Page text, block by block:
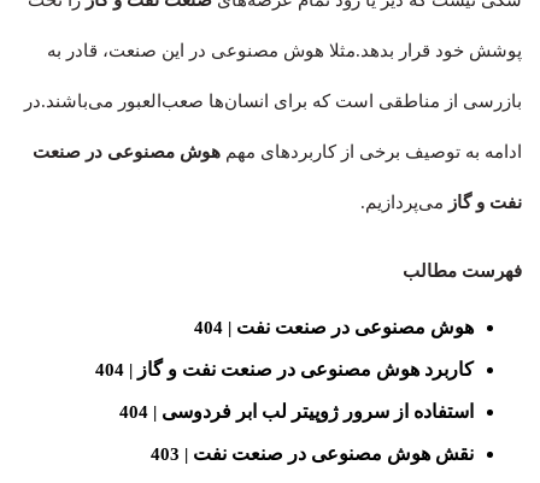
پوشش خود قرار بدهد.مثلا هوش مصنوعی در این صنعت، قادر به
بازرسی از مناطقی است که برای انسان‌ها صعب‌العبور می‌باشند.در
ادامه به توصیف برخی از کاربردهای مهم هوش مصنوعی در صنعت
نفت و گاز می‌پردازیم.
فهرست مطالب
هوش مصنوعی در صنعت نفت | 404
کاربرد هوش مصنوعی در صنعت نفت و گاز | 404
استفاده از سرور ژوپیتر لب ابر فردوسی | 404
نقش هوش مصنوعی در صنعت نفت | 403